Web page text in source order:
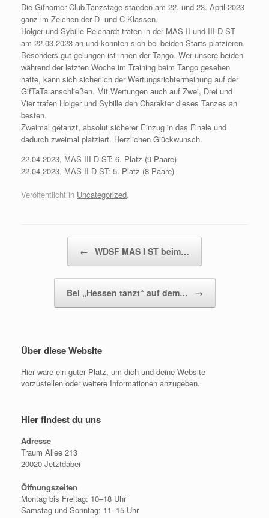
Die Gifhorner Club-Tanzstage standen am 22. und 23. April 2023
ganz im Zeichen der D- und C-Klassen.
Holger und Sybille Reichardt traten in der MAS II und III D ST
am 22.03.2023 an und konnten sich bei beiden Starts platzieren.
Besonders gut gelungen ist ihnen der Tango. Wer unsere beiden
während der letzten Woche im Training beim Tango gesehen
hatte, kann sich sicherlich der Wertungsrichtermeinung auf der
GifTaTa anschließen. Mit Wertungen auch auf Zwei, Drei und
Vier trafen Holger und Sybille den Charakter dieses Tanzes an
besten.
Zweimal getanzt, absolut sicherer Einzug in das Finale und
dadurch zweimal platziert. Herzlichen Glückwunsch.
22.04.2023, MAS III D ST: 6. Platz (9 Paare)
22.04.2023, MAS II D ST: 5. Platz (8 Paare)
Veröffentlicht in Uncategorized.
Beitragsnavigation
← WDSF MAS I ST beim…
Bei „Hessen tanzt“ auf dem… →
Über diese Website
Hier wäre ein guter Platz, um dich und deine Website
vorzustellen oder weitere Informationen anzugeben.
Hier findest du uns
Adresse
Traum Allee 213
20020 Jetztdabei
Öffnungszeiten
Montag bis Freitag: 10–18 Uhr
Samstag und Sonntag: 11–15 Uhr